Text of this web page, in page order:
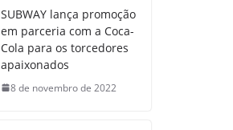
SUBWAY lança promoção
em parceria com a Coca-
Cola para os torcedores
apaixonados
8 de novembro de 2022